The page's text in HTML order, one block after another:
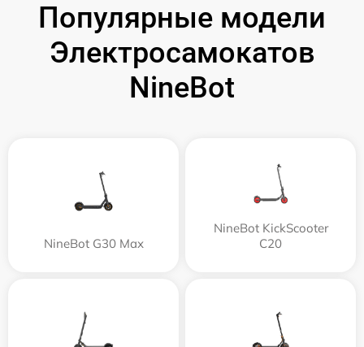
Популярные модели
Электросамокатов
NineBot
NineBot G30 Max
NineBot KickScooter
C20